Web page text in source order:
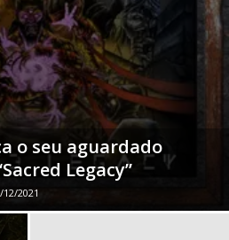
o seu aguardado
Legacy”
12/2021